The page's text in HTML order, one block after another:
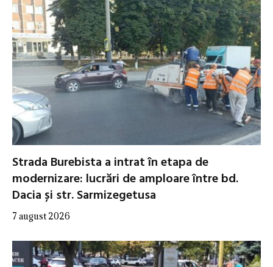
Strada Burebista a intrat în etapa de
modernizare: lucrări de amploare între bd.
Dacia și str. Sarmizegetusa
7 august 2026